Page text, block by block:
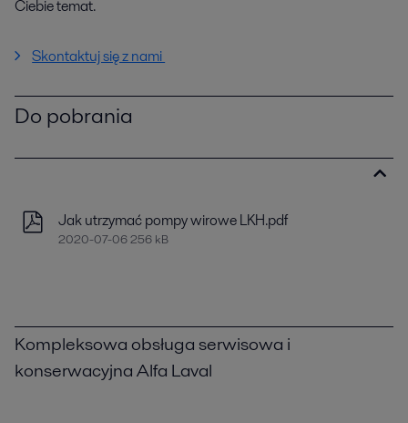
Ciebie temat.
Skontaktuj się z nami
Do pobrania
Jak utrzymać pompy wirowe LKH.pdf
2020-07-06 256 kB
Kompleksowa obsługa serwisowa i
konserwacyjna Alfa Laval